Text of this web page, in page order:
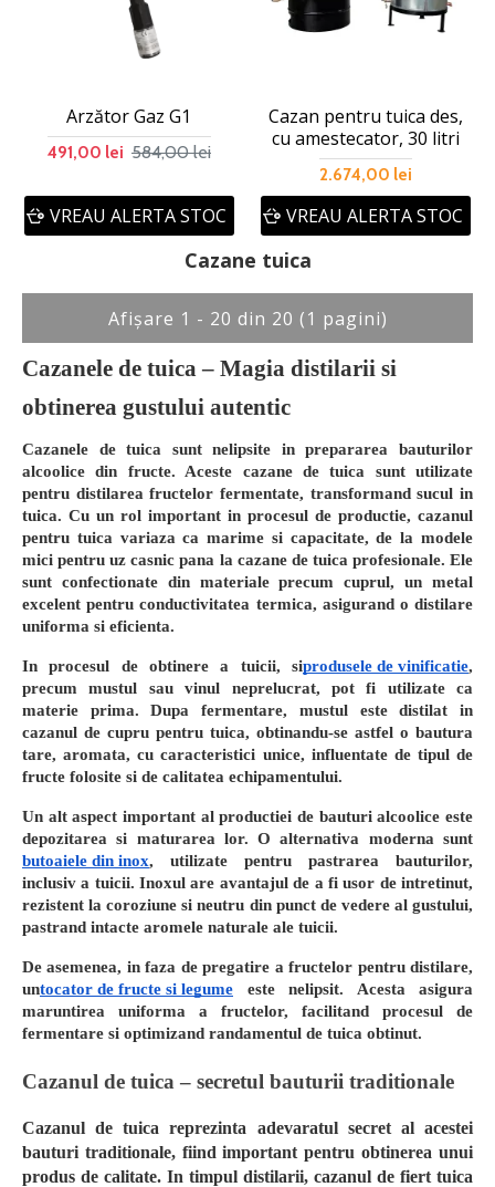
Cazanele de tuica – Magia distilarii si
obtinerea gustului autentic
Cazanele de tuica sunt nelipsite in prepararea bauturilor
alcoolice din fructe. Aceste cazane de tuica sunt utilizate
pentru distilarea fructelor fermentate, transformand sucul in
tuica. Cu un rol important in procesul de productie, cazanul
pentru tuica variaza ca marime si capacitate, de la modele
mici pentru uz casnic pana la cazane de tuica profesionale. Ele
sunt confectionate din materiale precum cuprul, un metal
excelent pentru conductivitatea termica, asigurand o distilare
uniforma si eficienta.
In procesul de obtinere a tuicii, siprodusele de vinificatie,
precum mustul sau vinul neprelucrat, pot fi utilizate ca
materie prima. Dupa fermentare, mustul este distilat in
cazanul de cupru pentru tuica, obtinandu-se astfel o bautura
tare, aromata, cu caracteristici unice, influentate de tipul de
fructe folosite si de calitatea echipamentului.
Un alt aspect important al productiei de bauturi alcoolice este
depozitarea si maturarea lor. O alternativa moderna sunt
butoaiele din inox, utilizate pentru pastrarea bauturilor,
inclusiv a tuicii. Inoxul are avantajul de a fi usor de intretinut,
rezistent la coroziune si neutru din punct de vedere al gustului,
pastrand intacte aromele naturale ale tuicii.
De asemenea, in faza de pregatire a fructelor pentru distilare,
untocator de fructe si legume este nelipsit. Acesta asigura
maruntirea uniforma a fructelor, facilitand procesul de
fermentare si optimizand randamentul de tuica obtinut.
Cazanul de tuica – secretul bauturii traditionale
Cazanul de tuica reprezinta adevaratul secret al acestei
bauturi traditionale, fiind important pentru obtinerea unui
produs de calitate. In timpul distilarii, cazanul de fiert tuica
Arzător Gaz G1
491,00 lei 584,00 lei
VREAU ALERTA STOC
Cazan pentru tuica des,
cu amestecator, 30 litri
2.674,00 lei
VREAU ALERTA STOC
Cazane tuica
Afişare 1 - 20 din 20 (1 pagini)